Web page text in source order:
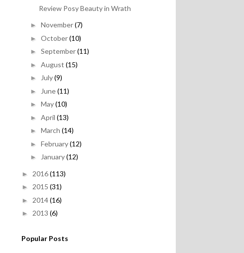
Review Posy Beauty in Wrath
► November(7)
► October(10)
► September(11)
► August (15)
► July(9)
► June(11)
► May(10)
► April (13)
► March (14)
► February(12)
► January(12)
► 2016(113)
► 2015 (31)
► 2014(16)
► 2013 (6)
Popular Posts